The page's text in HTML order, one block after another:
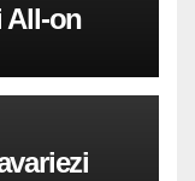
All-on